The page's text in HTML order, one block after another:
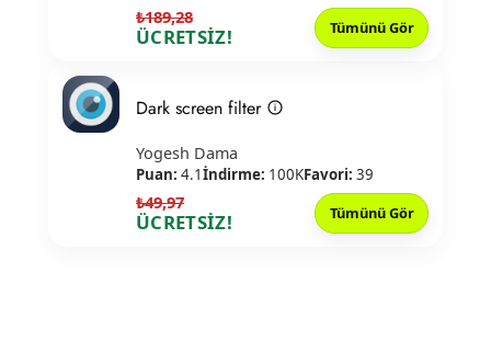
₺189,28
ÜCRETSİZ! Tümünü Gör
Dark screen filter
Yogesh Dama
Puan: 4.1İndirme: 100KFavori: 39
₺49,97
ÜCRETSİZ! Tümünü Gör